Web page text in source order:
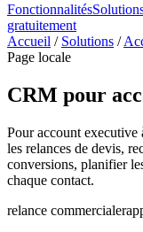
Fonctionnalités
gratuitement
Accueil / Solutions /
Page locale
CRM pour
Pour account
les relances de devis,
conversions, planifier
chaque contact.
relance commerciale